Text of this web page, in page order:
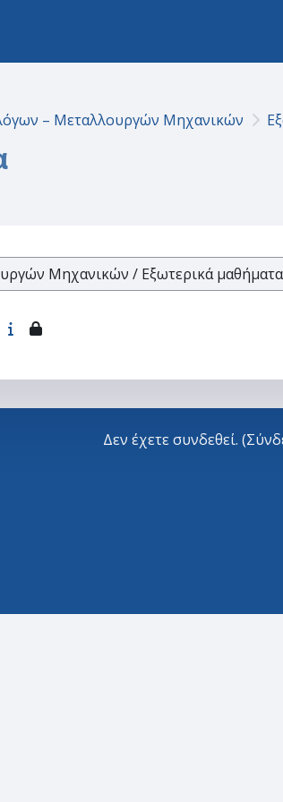
– Μεταλλουργών Μηχανικών
Δεν έχετε συνδεθεί. (